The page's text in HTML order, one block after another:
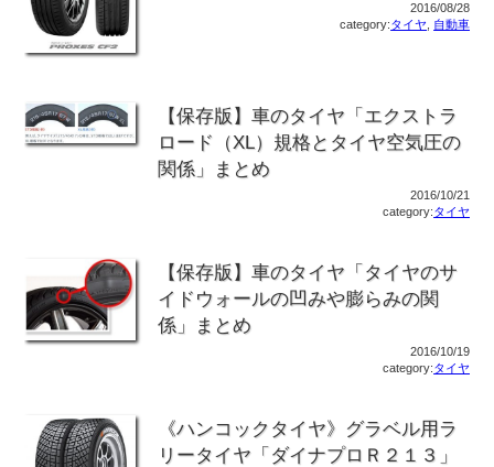
2016/08/28
category:タイヤ 自動車
【保存版】車のタイヤ「エクストラ
ロード（XL）規格とタイヤ空気圧の
関係」まとめ
2016/10/21
category:タイヤ
【保存版】車のタイヤ「タイヤのサ
イドウォールの凹みや膨らみの関
係」まとめ
2016/10/19
category:タイヤ
《ハンコックタイヤ》グラベル用ラ
リータイヤ「ダイナプロＲ２１３」